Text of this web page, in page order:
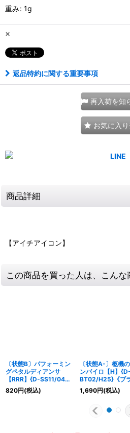
重み: 1g
×
返品特約に関する重要事項
再入荷を知
お気に入
商品詳細
【アイチアイコン】
この商品を買った人は、こん
〔状態B〕パフォーミン
グペタルディアンサ
【RRR】{D-SS11/043}
《ストイケイア》
820円(税込)
〔状態A-〕柩機
ンバイロ【H】{D-
BT02/H25}《ブ
ゲート》
1,690円(税込)